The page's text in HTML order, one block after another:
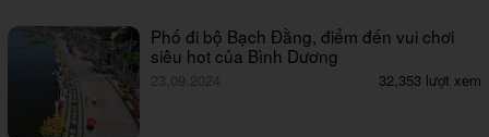
Phố đi bộ Bạch Đằng, điểm đến vui chơi
siêu hot của Bình Dương
23.09.2024 32,353 lượt xem